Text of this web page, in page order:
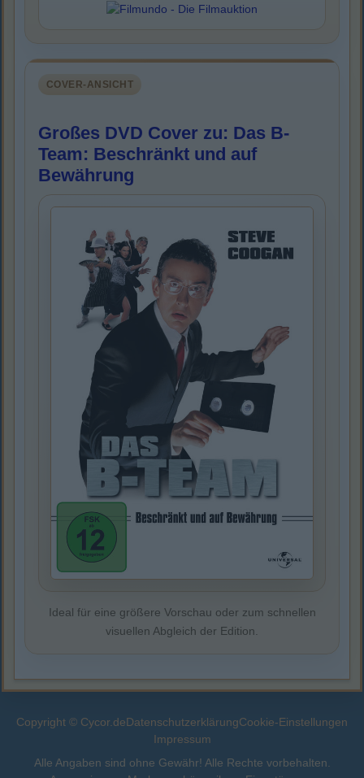
COVER-ANSICHT
Großes DVD Cover zu: Das B-
Team: Beschränkt und auf
Bewährung
Ideal für eine größere Vorschau oder zum schnellen
visuellen Abgleich der Edition.
Copyright © Cycor.deDatenschutzerklärungCookie-Einstellungen
Impressum
Alle Angaben sind ohne Gewähr! Alle Rechte vorbehalten.